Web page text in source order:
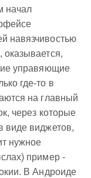
начал
навязчивостью
управяющие
где-то в
на главный
через которые
виде виджетов,
нужное
пример -
В Андроиде